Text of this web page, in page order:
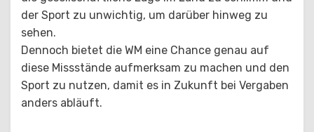
der Sport zu unwichtig, um darüber hinweg zu
sehen.
Dennoch bietet die WM eine Chance genau auf
diese Missstände aufmerksam zu machen und den
Sport zu nutzen, damit es in Zukunft bei Vergaben
anders abläuft.